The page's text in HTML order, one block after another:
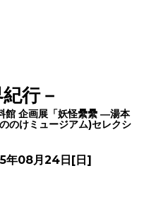
行－
館 企画展「妖怪纍纍 ―湯本
のけミュージアム)セレクシ
年08月24日[日]